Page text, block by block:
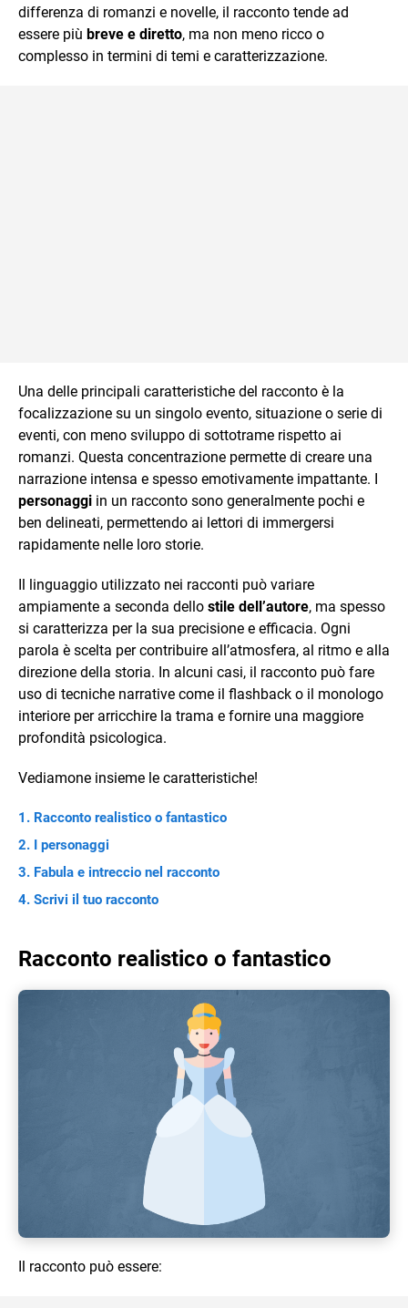
differenza di romanzi e novelle, il racconto tende ad
essere più breve e diretto, ma non meno ricco o
complesso in termini di temi e caratterizzazione.
Una delle principali caratteristiche del racconto è la
focalizzazione su un singolo evento, situazione o serie di
eventi, con meno sviluppo di sottotrame rispetto ai
romanzi. Questa concentrazione permette di creare una
narrazione intensa e spesso emotivamente impattante. I
personaggi in un racconto sono generalmente pochi e
ben delineati, permettendo ai lettori di immergersi
rapidamente nelle loro storie.
Il linguaggio utilizzato nei racconti può variare
ampiamente a seconda dello stile dell’autore, ma spesso
si caratterizza per la sua precisione e efficacia. Ogni
parola è scelta per contribuire all’atmosfera, al ritmo e alla
direzione della storia. In alcuni casi, il racconto può fare
uso di tecniche narrative come il flashback o il monologo
interiore per arricchire la trama e fornire una maggiore
profondità psicologica.
Vediamone insieme le caratteristiche!
Racconto realistico o fantastico
I personaggi
Fabula e intreccio nel racconto
Scrivi il tuo racconto
Racconto realistico o fantastico
Il racconto può essere: